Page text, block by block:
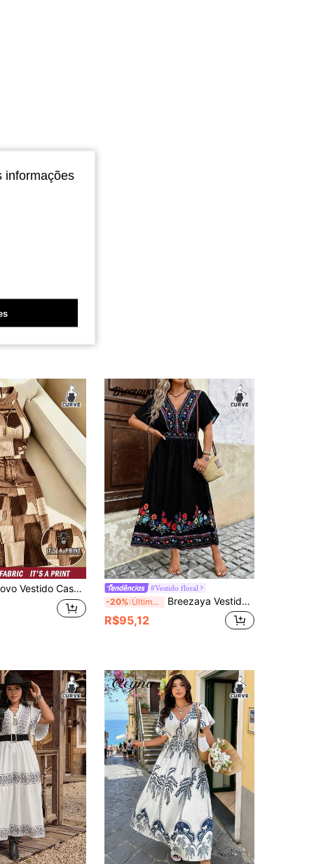
Estampa de Denim Plus Size, Lançamento para o Outono #Vestido floral
-20% Último dia Breezaya Vestido Longo Feminino Plus Size com Decote em V, Cintura Ajustada, Mangas Bufantes, Mangas com Babados, Aplicação de Flores, Cinto Estilo Corselet, Cor Preta, Ideal para Férias/Festivais, Estilo Boho, Manga Curta
R$95,12
informações